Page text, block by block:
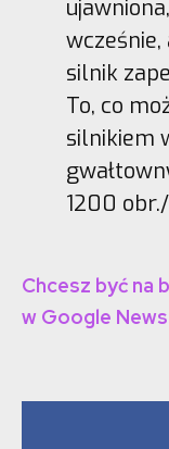
silnik
To, co
silnikiem
1200
Chcesz być na
w Google News